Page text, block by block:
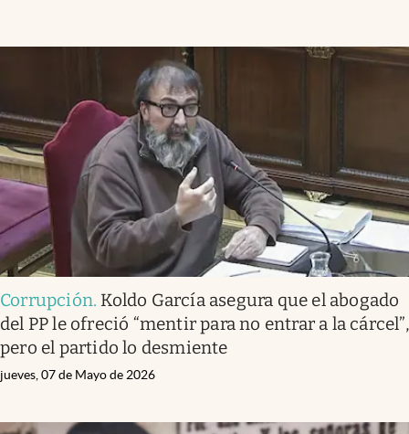
Corrupción. Koldo García asegura que el abogado
del PP le ofreció “mentir para no entrar a la cárcel”,
pero el partido lo desmiente
jueves, 07 de Mayo de 2026